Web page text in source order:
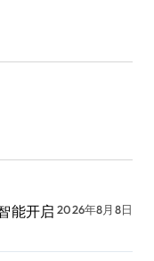
能开启 2026年8月8日